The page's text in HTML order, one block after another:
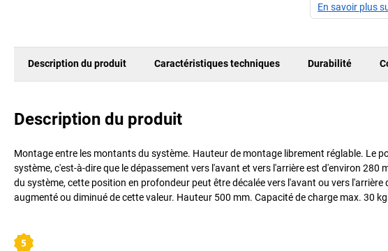
En savoir plus
Description du produit Caractéristiques techniques Durabilité
Description du produit
Montage entre les montants du système. Hauteur de montage librement réglable. Le
système, c'est-à-dire que le dépassement vers l'avant et vers l'arrière est d'environ
du système, cette position en profondeur peut être décalée vers l'avant ou vers
augmenté ou diminué de cette valeur. Hauteur 500 mm. Capacité de charge max. 30